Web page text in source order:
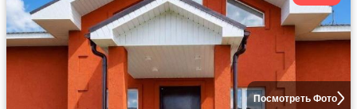
Посмотреть Фото